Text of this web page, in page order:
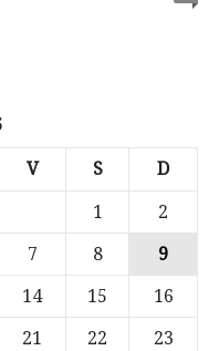
V S D
1
2
7 8
9
14 15
16
21 22
23